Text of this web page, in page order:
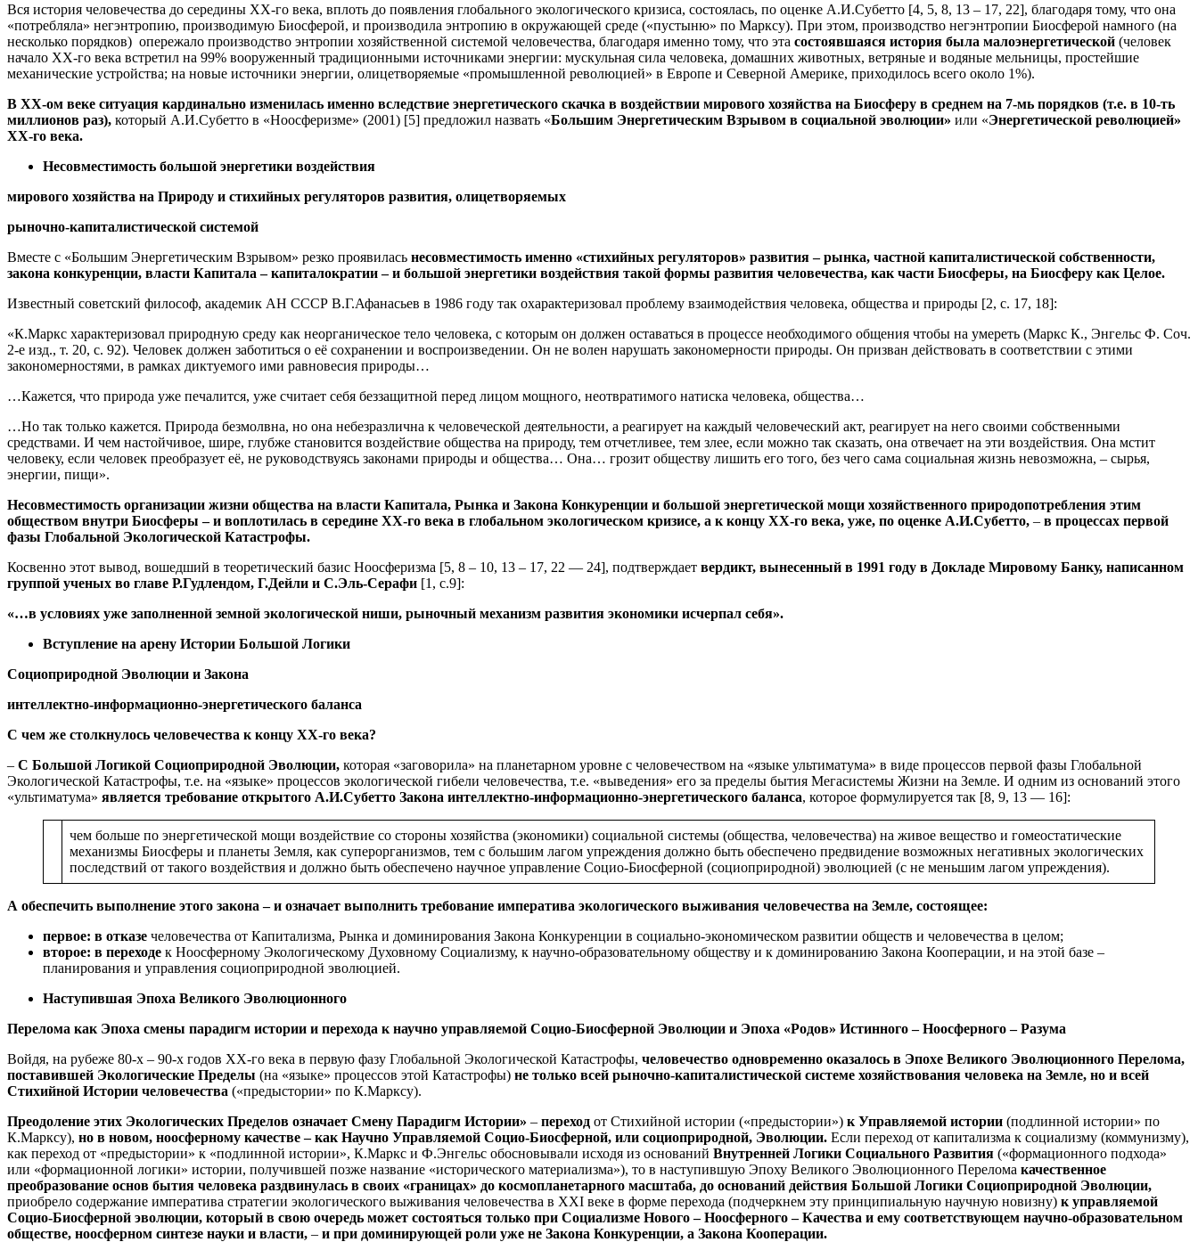
Вся история человечества до середины ХХ-го века, вплоть до появления глобального экологического кризиса, состоялась, по оценке А.И.Субетто [4, 5, 8, 13 – 17, 22], благодаря тому, что она
«потребляла» негэнтропию, производимую Биосферой, и производила энтропию в окружающей среде («пустыню» по Марксу). При этом, производство негэнтропии Биосферой намного (на
несколько порядков) опережало производство энтропии хозяйственной системой человечества, благодаря именно тому, что эта состоявшаяся история была малоэнергетической (человек
начало ХХ-го века встретил на 99% вооруженный традиционными источниками энергии: мускульная сила человека, домашних животных, ветряные и водяные мельницы, простейшие
механические устройства; на новые источники энергии, олицетворяемые «промышленной революцией» в Европе и Северной Америке, приходилось всего около 1%).
В ХХ-ом веке ситуация кардинально изменилась именно вследствие энергетического скачка в воздействии мирового хозяйства на Биосферу в среднем на 7-мь порядков (т.е. в 10-ть
миллионов раз), который А.И.Субетто в «Ноосферизме» (2001) [5] предложил назвать «Большим Энергетическим Взрывом в социальной эволюции» или «Энергетической революцией»
ХХ-го века.
Несовместимость большой энергетики воздействия
мирового хозяйства на Природу и стихийных регуляторов развития, олицетворяемых
рыночно-капиталистической системой
Вместе с «Большим Энергетическим Взрывом» резко проявилась несовместимость именно «стихийных регуляторов» развития – рынка, частной капиталистической собственности,
закона конкуренции, власти Капитала – капиталократии – и большой энергетики воздействия такой формы развития человечества, как части Биосферы, на Биосферу как Целое.
Известный советский философ, академик АН СССР В.Г.Афанасьев в 1986 году так охарактеризовал проблему взаимодействия человека, общества и природы [2, с. 17, 18]:
«К.Маркс характеризовал природную среду как неорганическое тело человека, с которым он должен оставаться в процессе необходимого общения чтобы на умереть (Маркс К., Энгельс Ф. Соч.
2-е изд., т. 20, с. 92). Человек должен заботиться о её сохранении и воспроизведении. Он не волен нарушать закономерности природы. Он призван действовать в соответствии с этими
закономерностями, в рамках диктуемого ими равновесия природы…
…Кажется, что природа уже печалится, уже считает себя беззащитной перед лицом мощного, неотвратимого натиска человека, общества…
…Но так только кажется. Природа безмолвна, но она небезразлична к человеческой деятельности, а реагирует на каждый человеческий акт, реагирует на него своими собственными
средствами. И чем настойчивое, шире, глубже становится воздействие общества на природу, тем отчетливее, тем злее, если можно так сказать, она отвечает на эти воздействия. Она мстит
человеку, если человек преобразует её, не руководствуясь законами природы и общества… Она… грозит обществу лишить его того, без чего сама социальная жизнь невозможна, – сырья,
энергии, пищи».
Несовместимость организации жизни общества на власти Капитала, Рынка и Закона Конкуренции и большой энергетической мощи хозяйственного природопотребления этим
обществом внутри Биосферы – и воплотилась в середине ХХ-го века в глобальном экологическом кризисе, а к концу ХХ-го века, уже, по оценке А.И.Субетто, – в процессах первой
фазы Глобальной Экологической Катастрофы.
Косвенно этот вывод, вошедший в теоретический базис Ноосферизма [5, 8 – 10, 13 – 17, 22 — 24], подтверждает вердикт, вынесенный в 1991 году в Докладе Мировому Банку, написанном
группой ученых во главе Р.Гудлендом, Г.Дейли и С.Эль-Серафи [1, с.9]:
«…в условиях уже заполненной земной экологической ниши, рыночный механизм развития экономики исчерпал себя».
Вступление на арену Истории Большой Логики
Социоприродной Эволюции и Закона
интеллектно-информационно-энергетического баланса
С чем же столкнулось человечества к концу ХХ-го века?
– С Большой Логикой Социоприродной Эволюции, которая «заговорила» на планетарном уровне с человечеством на «языке ультиматума» в виде процессов первой фазы Глобальной
Экологической Катастрофы, т.е. на «языке» процессов экологической гибели человечества, т.е. «выведения» его за пределы бытия Мегасистемы Жизни на Земле. И одним из оснований этого
«ультиматума» является требование открытого А.И.Субетто Закона интеллектно-информационно-энергетического баланса, которое формулируется так [8, 9, 13 — 16]:
чем больше по энергетической мощи воздействие со стороны хозяйства (экономики) социальной системы (общества, человечества) на живое вещество и гомеостатические
механизмы Биосферы и планеты Земля, как суперорганизмов, тем с большим лагом упреждения должно быть обеспечено предвидение возможных негативных экологических
последствий от такого воздействия и должно быть обеспечено научное управление Социо-Биосферной (социоприродной) эволюцией (с не меньшим лагом упреждения).
А обеспечить выполнение этого закона – и означает выполнить требование императива экологического выживания человечества на Земле, состоящее:
первое: в отказе человечества от Капитализма, Рынка и доминирования Закона Конкуренции в социально-экономическом развитии обществ и человечества в целом;
второе: в переходе к Ноосферному Экологическому Духовному Социализму, к научно-образовательному обществу и к доминированию Закона Кооперации, и на этой базе –
планирования и управления социоприродной эволюцией.
Наступившая Эпоха Великого Эволюционного
Перелома как Эпоха смены парадигм истории и перехода к научно управляемой Социо-Биосферной Эволюции и Эпоха «Родов» Истинного – Ноосферного – Разума
Войдя, на рубеже 80-х – 90-х годов ХХ-го века в первую фазу Глобальной Экологической Катастрофы, человечество одновременно оказалось в Эпохе Великого Эволюционного Перелома,
поставившей Экологические Пределы (на «языке» процессов этой Катастрофы) не только всей рыночно-капиталистической системе хозяйствования человека на Земле, но и всей
Стихийной Истории человечества («предыстории» по К.Марксу).
Преодоление этих Экологических Пределов означает Смену Парадигм Истории» – переход от Стихийной истории («предыстории») к Управляемой истории (подлинной истории» по
К.Марксу), но в новом, ноосферному качестве – как Научно Управляемой Социо-Биосферной, или социоприродной, Эволюции. Если переход от капитализма к социализму (коммунизму),
как переход от «предыстории» к «подлинной истории», К.Маркс и Ф.Энгельс обосновывали исходя из оснований Внутренней Логики Социального Развития («формационного подхода»
или «формационной логики» истории, получившей позже название «исторического материализма»), то в наступившую Эпоху Великого Эволюционного Перелома качественное
преобразование основ бытия человека раздвинулась в своих «границах» до космопланетарного масштаба, до оснований действия Большой Логики Социоприродной Эволюции,
приобрело содержание императива стратегии экологического выживания человечества в XXI веке в форме перехода (подчеркнем эту принципиальную научную новизну) к управляемой
Социо-Биосферной эволюции, который в свою очередь может состояться только при Социализме Нового – Ноосферного – Качества и ему соответствующем научно-образовательном
обществе, ноосферном синтезе науки и власти, – и при доминирующей роли уже не Закона Конкуренции, а Закона Кооперации.